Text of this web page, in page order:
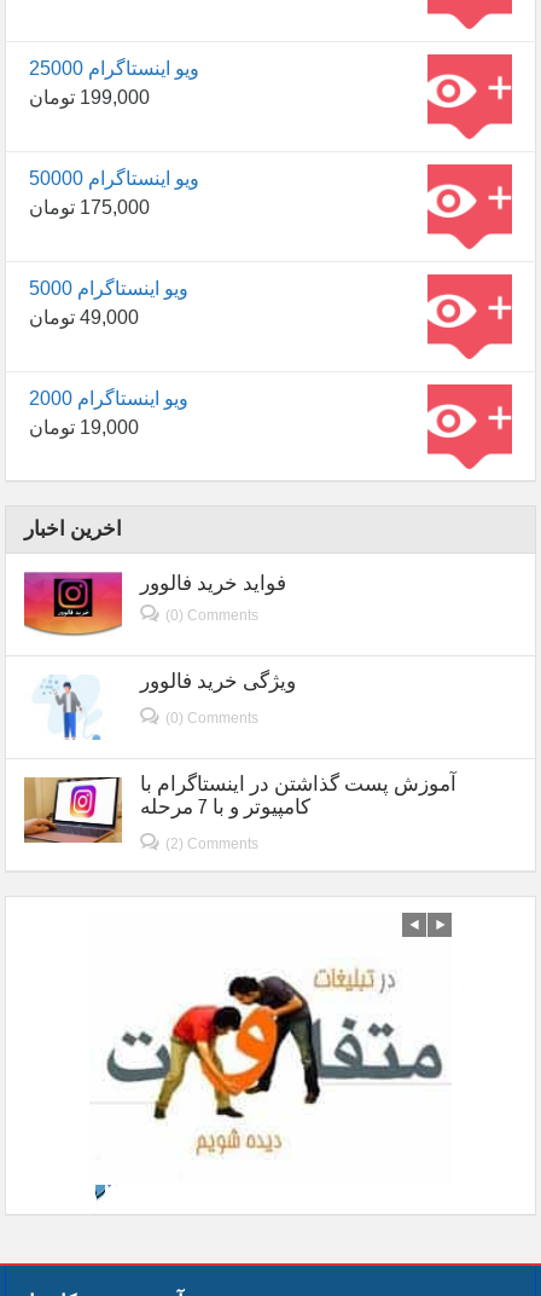
25000 ویو اینستاگرام
199,000 تومان
50000 ویو اینستاگرام
175,000 تومان
5000 ویو اینستاگرام
49,000 تومان
2000 ویو اینستاگرام
19,000 تومان
اخرین اخبار
فواید خرید فالوور
(0) Comments
ویژگی خرید فالوور
(0) Comments
آموزش پست گذاشتن در اینستاگرام با
کامپیوتر و با 7 مرحله
(2) Comments